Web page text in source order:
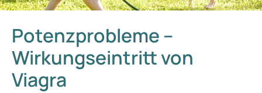
Potenzprobleme –
Wirkungseintritt von
Viagra